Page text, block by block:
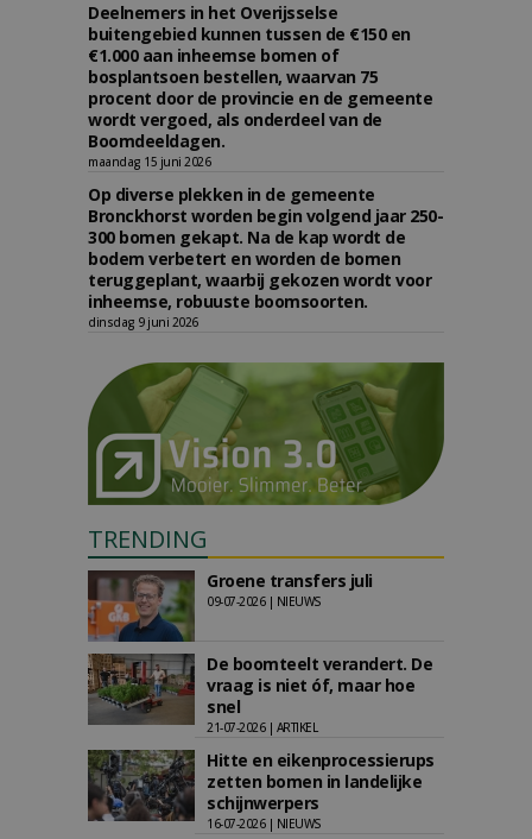
Deelnemers in het Overijsselse
buitengebied kunnen tussen de €150 en
€1.000 aan inheemse bomen of
bosplantsoen bestellen, waarvan 75
procent door de provincie en de gemeente
wordt vergoed, als onderdeel van de
Boomdeeldagen.
maandag 15 juni 2026
Op diverse plekken in de gemeente
Bronckhorst worden begin volgend jaar 250-
300 bomen gekapt. Na de kap wordt de
bodem verbetert en worden de bomen
teruggeplant, waarbij gekozen wordt voor
inheemse, robuuste boomsoorten.
dinsdag 9 juni 2026
TRENDING
Groene transfers juli
09-07-2026 | NIEUWS
De boomteelt verandert. De
vraag is niet óf, maar hoe
snel
21-07-2026 | ARTIKEL
Hitte en eikenprocessierups
zetten bomen in landelijke
schijnwerpers
16-07-2026 | NIEUWS